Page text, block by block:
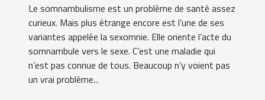
Le somnambulisme est un problème de santé assez
curieux. Mais plus étrange encore est l’une de ses
variantes appelée la sexomnie. Elle oriente l’acte du
somnambule vers le sexe. C’est une maladie qui
n’est pas connue de tous. Beaucoup n’y voient pas
un vrai problème...